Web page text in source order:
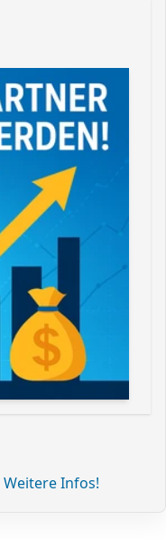
Weitere Infos!